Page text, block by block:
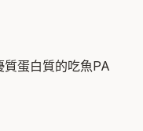
蛋白質的吃魚PA